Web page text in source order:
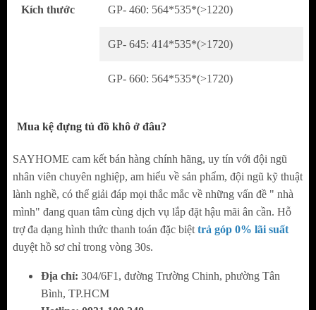
Thiết kế cánh mở tiện lợi, kết hợp với bản lề
Kiểu dáng năng động, hiện đại phù hợp với
Khoang tủ Có 2 loại kích thước được thiết kế
theo tiêu chuẩn châu Âu. Chủ yếu các kích
thước được dùng hiện nay 450mm và
600mm.
Tại sao Grob được khách hàng tin dùng mua sản
phẩm
Với phương châm lấy chữ tín làm thương
Kích thước GP- 460: 564*535*(>1220)
GP- 645: 414*535*(>1720)
GP- 660: 564*535*(>1720)
Mua kệ đựng tủ đồ khô ở đâu?
SAYHOME cam kết bán hàng chính hãng, uy tín với đội ngũ
nhân viên chuyên nghiệp, am hiểu về sản phẩm, đội ngũ kỹ thuật
lành nghề, có thể giải đáp mọi thắc mắc về những vấn đề " nhà
mình" đang quan tâm cùng dịch vụ lắp đặt hậu mãi ân cần. Hỗ
trợ đa dạng hình thức thanh toán đặc biệt trả góp 0% lãi suất
duyệt hồ sơ chỉ trong vòng 30s.
Địa chỉ: 304/6F1, đường Trường Chinh, phường Tân
Bình, TP.HCM